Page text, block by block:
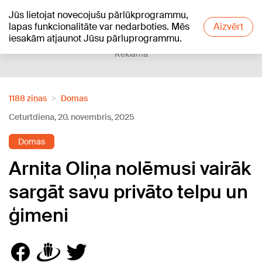
Jūs lietojat novecojušu pārlūkprogrammu,
lapas funkcionalitāte var nedarboties. Mēs
iesakām atjaunot Jūsu pārluprogrammu.
Aizvērt
+20°C
Reklāma
1188 ziņas
Domas
Ceturtdiena, 20. novembris, 2025
Domas
Arnita Oliņa nolēmusi vairāk
sargāt savu privāto telpu un
ģimeni